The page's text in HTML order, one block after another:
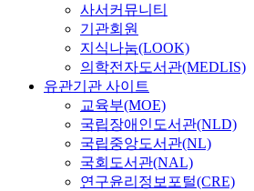
송
양
섭,
유
바
다,
허
은
사서커뮤니티
기관회원
지식나눔(LOOK)
의학전자도서관(MEDLIS)
유관기관 사이트
교육부(MOE)
국립장애인도서관(NLD)
국립중앙도서관(NL)
국회도서관(NAL)
연구윤리정보포털(CRE)